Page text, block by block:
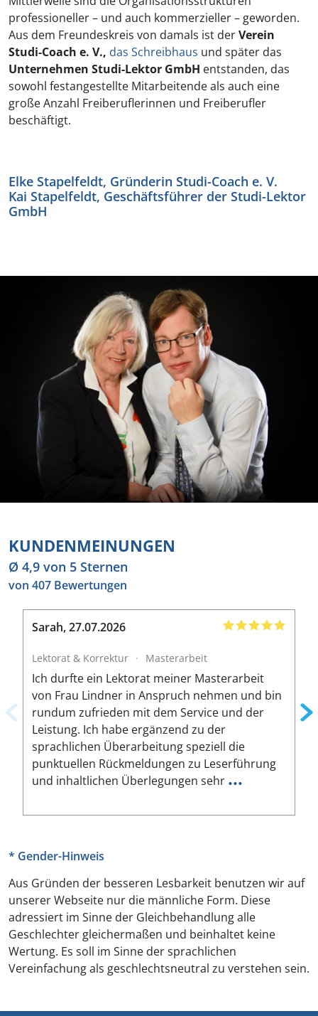
professioneller – und auch kommerzieller – geworden.
Aus dem Freundeskreis von damals ist derVerein
Studi-Coach e. V., das Schreibhaus und später das
Unternehmen Studi-Lektor GmbH entstanden, das
sowohl festangestellte Mitarbeitende als auch eine
große Anzahl Freiberuflerinnen und Freiberufler
beschäftigt.
Elke Stapelfeldt, Gründerin Studi-Coach e. V.
Kai Stapelfeldt, Geschäftsführer der Studi-Lektor
GmbH
KUNDENMEINUNGEN
Ø 4,9 von 5 Sternen
von 407 Bewertungen
Sarah,27.07.2026
Lektorat & Korrektur · Masterarbeit
Ich durfte ein Lektorat meiner Masterarbeit
von Frau Lindner in Anspruch nehmen und bin
rundum zufrieden mit dem Service und der
Leistung. Ich habe ergänzend zu der
sprachlichen Überarbeitung speziell die
punktuellen Rückmeldungen zu Leserführung
und inhaltlichen Überlegungen sehr ...
* Gender-Hinweis
Aus Gründen der besseren Lesbarkeit benutzen wir auf
unserer Webseite nur die männliche Form. Diese
adressiert im Sinne der Gleichbehandlung alle
Geschlechter gleichermaßen und beinhaltet keine
Wertung. Es soll im Sinne der sprachlichen
Vereinfachung als geschlechtsneutral zu verstehen sein.